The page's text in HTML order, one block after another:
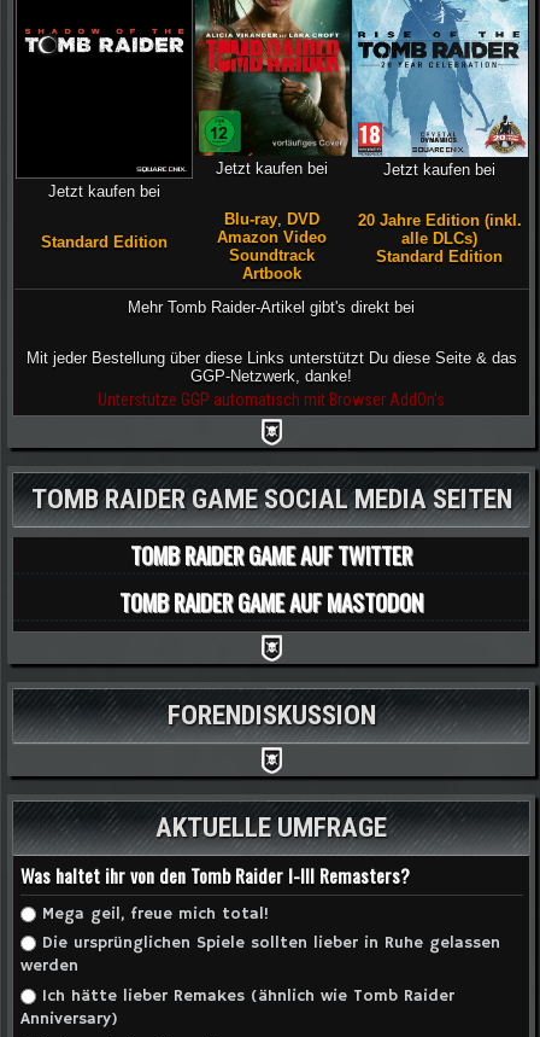
Jetzt kaufen bei
Standard Edition
Jetzt kaufen bei
Blu-ray
DVD
Amazon Video
Soundtrack
Artbook
Jetzt kaufen bei
20 Jahre Edition (inkl.
alle DLCs)
Standard Edition
Mehr Tomb Raider-Artikel gibt's direkt bei
Mit jeder Bestellung über diese Links unterstützt Du diese Seite & das
GGP-Netzwerk, danke!
Unterstütze GGP automatisch mit Browser AddOn's
TOMB RAIDER GAME SOCIAL MEDIA SEITEN
TOMB RAIDER GAME AUF TWITTER
TOMB RAIDER GAME AUF MASTODON
FORENDISKUSSION
AKTUELLE UMFRAGE
Was haltet ihr von den Tomb Raider I-III Remasters?
Auswahlmöglichkeiten
Mega geil, freue mich total!
Die ursprünglichen Spiele sollten lieber in Ruhe gelassen
werden
Ich hätte lieber Remakes (ähnlich wie Tomb Raider
Anniversary)